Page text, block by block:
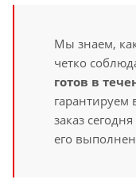
Мы знаем,
четко
готов в
гарантируем
заказ
его